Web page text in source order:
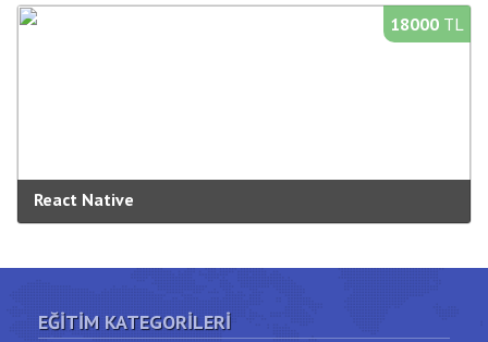
Süre:
React Native
Kategori:Mobil Programlama
Süre:40 saat
18000 TL
EĞITIM KATEGORILERI